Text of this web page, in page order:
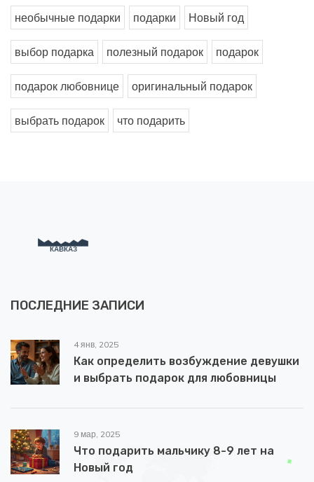
необычные подарки подарки Новый год
выбор подарка полезный подарок подарок
подарок любовнице оригинальный подарок
выбрать подарок что подарить
ПОСЛЕДНИЕ ЗАПИСИ
4 янв, 2025
Как определить возбуждение девушки
и выбрать подарок для любовницы
9 мар, 2025
Что подарить мальчику 8-9 лет на
Новый год